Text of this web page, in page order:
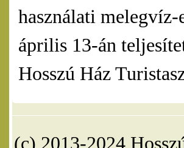
használati melegvíz-
április 13-án
Hosszú Ház
(c) 2013-2024